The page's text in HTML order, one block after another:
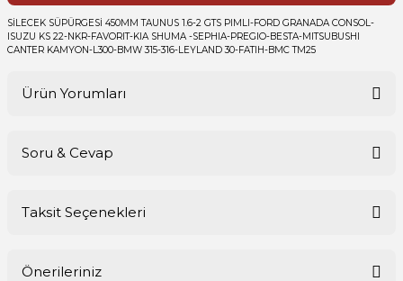
SİLECEK SÜPÜRGESİ 450MM TAUNUS 1.6-2 GTS PIMLI-FORD GRANADA CONSOL-
ISUZU KS 22-NKR-FAVORIT-KIA SHUMA -SEPHIA-PREGIO-BESTA-MITSUBUSHI
CANTER KAMYON-L300-BMW 315-316-LEYLAND 30-FATIH-BMC TM25
Ürün Yorumları
Soru & Cevap
Taksit Seçenekleri
Önerileriniz